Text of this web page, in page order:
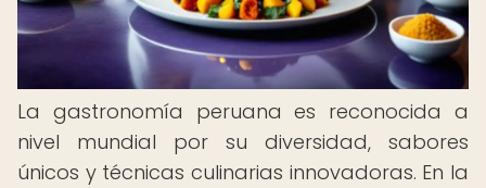
La gastronomía peruana es reconocida a
nivel mundial por su diversidad, sabores
únicos y técnicas culinarias innovadoras. En la